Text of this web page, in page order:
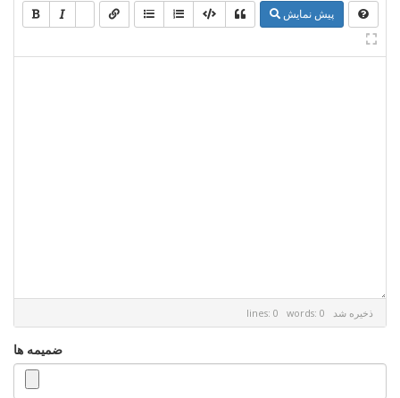
پیش نمایش
lines: 0 words: 0 ذخیره شد
ضمیمه ها